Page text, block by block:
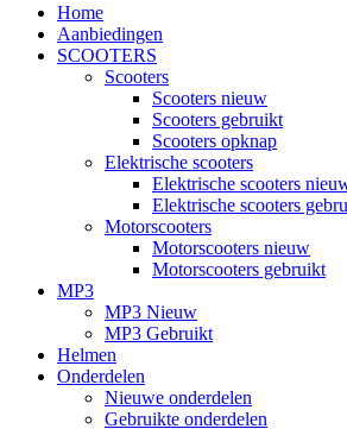
Home
Aanbiedingen
SCOOTERS
Scooters
Scooters nieuw
Scooters gebruikt
Scooters opknap
Elektrische scooters
Elektrische scooters
Elektrische scooters
Motorscooters
Motorscooters nieuw
Motorscooters gebruikt
MP3
MP3 Nieuw
MP3 Gebruikt
Helmen
Onderdelen
Nieuwe onderdelen
Gebruikte onderdelen